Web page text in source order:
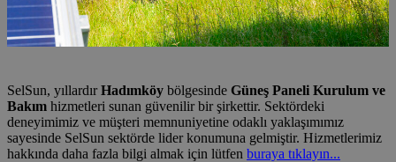
SelSun, yıllardırHadımköy bölgesinde Güneş Paneli Kurulum ve
Bakım hizmetleri sunan güvenilir bir şirkettir. Sektördeki
deneyimimiz ve müşteri memnuniyetine odaklı yaklaşımımız
sayesinde SelSun sektörde lider konumuna gelmiştir. Hizmetlerimiz
hakkında daha fazla bilgi almak için lütfen buraya tıklayın...